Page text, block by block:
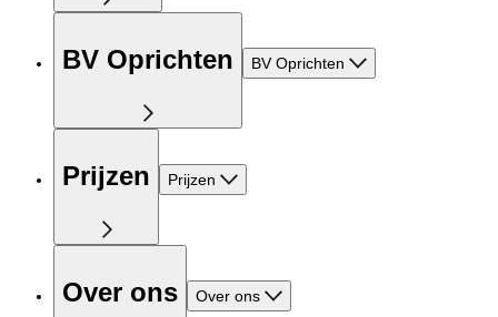
BV Oprichten BV Oprichten
Prijzen Prijzen
Over ons Over ons